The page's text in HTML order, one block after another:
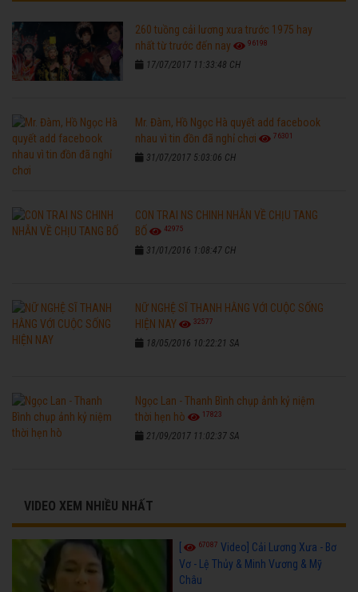
260 tuồng cải lương xưa trước 1975 hay
nhất từ trước đến nay
96198
17/07/2017 11:33:48 CH
Mr. Đàm, Hồ Ngọc Hà quyết add facebook
nhau vì tin đồn đã nghỉ chơi
76301
31/07/2017 5:03:06 CH
CON TRAI NS CHINH NHẪN VỀ CHỊU TANG
BỐ
42975
31/01/2016 1:08:47 CH
NỮ NGHỆ SĨ THANH HẰNG VỚI CUỘC SỐNG
HIỆN NAY
32577
18/05/2016 10:22:21 SA
Ngọc Lan - Thanh Bình chụp ảnh kỷ niệm
thời hẹn hò
17823
21/09/2017 11:02:37 SA
VIDEO XEM NHIỀU NHẤT
[ 67087 Video] Cải Lương Xưa - Bơ
Vơ - Lệ Thủy & Minh Vương & Mỹ
Châu